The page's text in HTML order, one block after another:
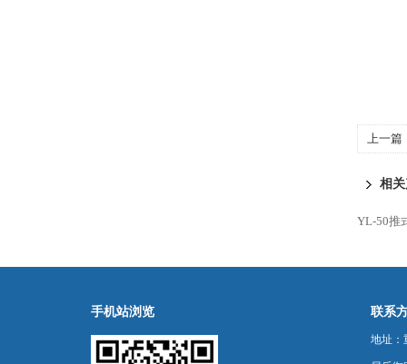
上一篇
相
YL-50推
手机站浏览 联系
地址：